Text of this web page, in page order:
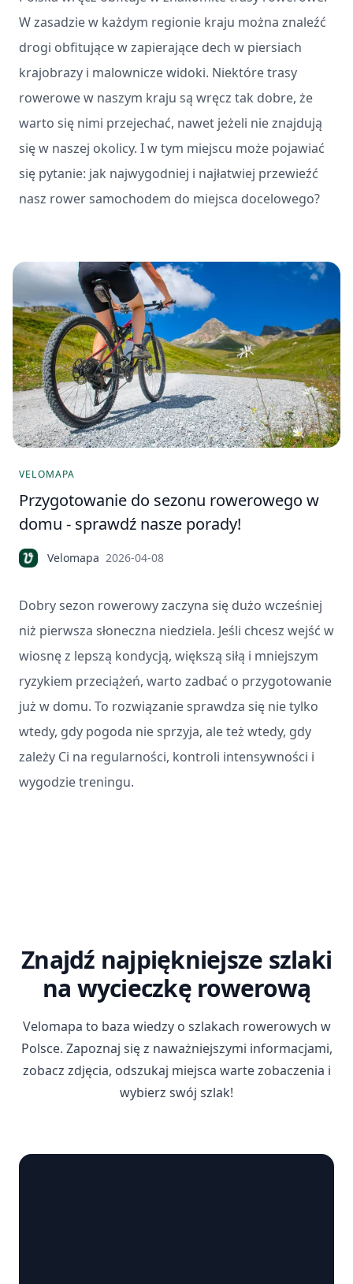
W zasadzie w każdym regionie kraju można znaleźć
drogi obfitujące w zapierające dech w piersiach
krajobrazy i malownicze widoki. Niektóre trasy
rowerowe w naszym kraju są wręcz tak dobre, że
warto się nimi przejechać, nawet jeżeli nie znajdują
się w naszej okolicy. I w tym miejscu może pojawiać
się pytanie: jak najwygodniej i najłatwiej przewieźć
nasz rower samochodem do miejsca docelowego?
VELOMAPA
Przygotowanie do sezonu rowerowego w
domu - sprawdź nasze porady!
Velomapa 2026-04-08
Dobry sezon rowerowy zaczyna się dużo wcześniej
niż pierwsza słoneczna niedziela. Jeśli chcesz wejść w
wiosnę z lepszą kondycją, większą siłą i mniejszym
ryzykiem przeciążeń, warto zadbać o przygotowanie
już w domu. To rozwiązanie sprawdza się nie tylko
wtedy, gdy pogoda nie sprzyja, ale też wtedy, gdy
zależy Ci na regularności, kontroli intensywności i
wygodzie treningu.
Znajdź najpiękniejsze szlaki
na wycieczkę rowerową
Velomapa to baza wiedzy o szlakach rowerowych w
Polsce. Zapoznaj się z naważniejszymi informacjami,
zobacz zdjęcia, odszukaj miejsca warte zobaczenia i
wybierz swój szlak!